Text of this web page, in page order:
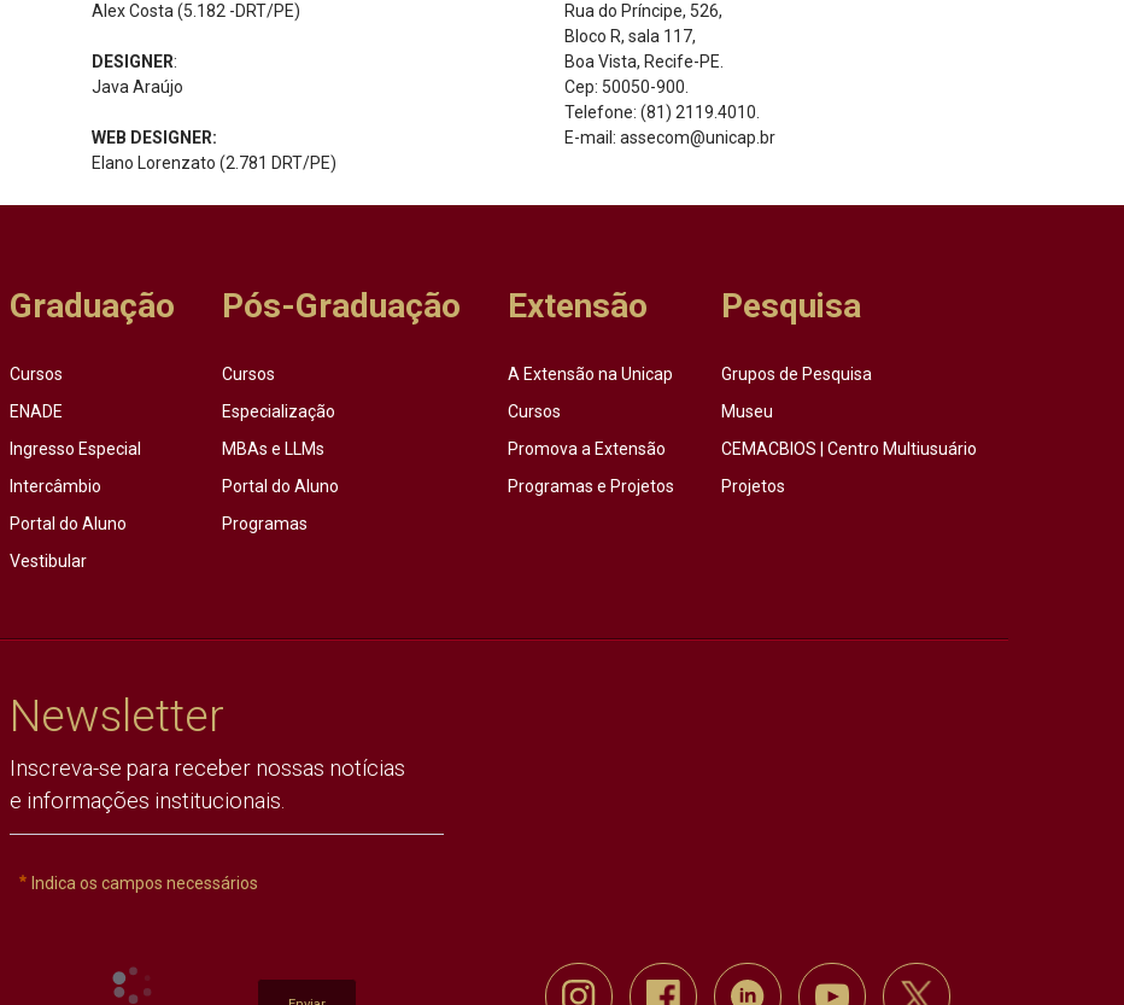
Alex Costa (5.182 -DRT/PE)
DESIGNER:
Java Araújo
WEB DESIGNER:
Elano Lorenzato (2.781 DRT/PE)
Rua do Príncipe, 526,
Bloco R, sala 117,
Boa Vista, Recife-PE.
Cep: 50050-900.
Telefone: (81) 2119.4010.
E-mail: assecom@unicap.br
Graduação
Cursos
ENADE
Ingresso Especial
Intercâmbio
Portal do Aluno
Vestibular
Pós-Graduação
Cursos
Especialização
MBAs e LLMs
Portal do Aluno
Programas
Extensão
A Extensão na Unicap
Cursos
Promova a Extensão
Programas e Projetos
Pesquisa
Grupos de Pesquisa
Museu
CEMACBIOS | Centro Multiusuário
Projetos
Newsletter
Inscreva-se para receber nossas notícias
e informações institucionais.
Indica os campos necessários